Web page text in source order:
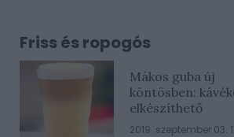
Friss és ropogós
Mákos guba új
köntösben:
elkészíthető
2019. szeptember 03.